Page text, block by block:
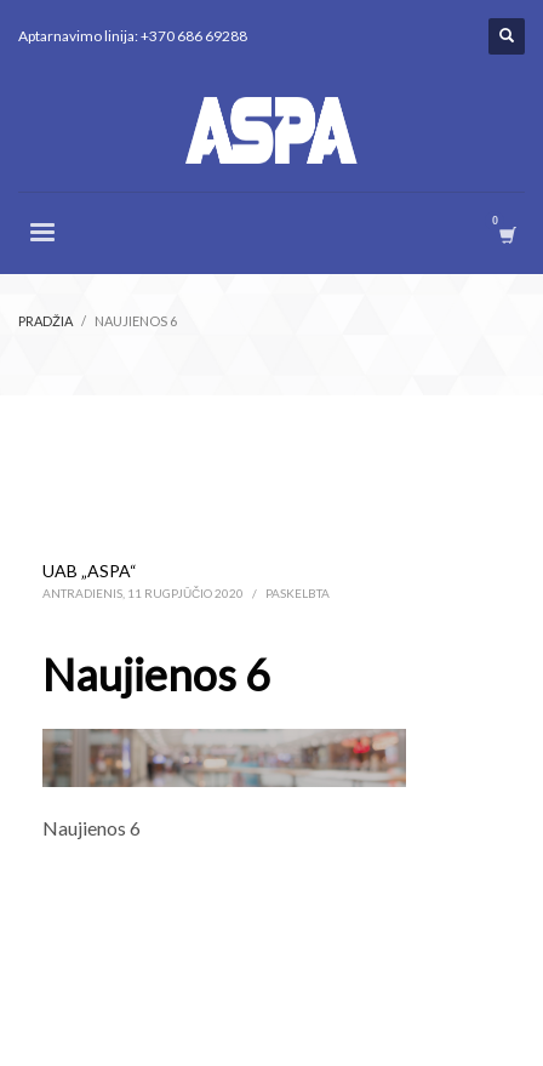
Aptarnavimo linija: +370 686 69288
PRADŽIA NAUJIENOS 6
UAB „ASPA“
ANTRADIENIS, 11 RUGPJŪČIO 2020 / PASKELBTA
Naujienos 6
Naujienos 6